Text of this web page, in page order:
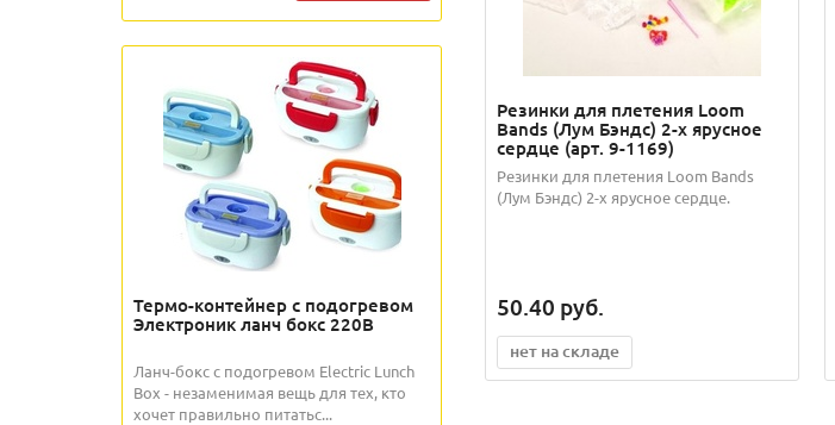
Термо-контейнер с подогревом
Электроник ланч бокс 220В
Ланч-бокс с подогревом Electric Lunch
Box - незаменимая вещь для тех, кто
хочет правильно питатьс...
Резинки для плетения Loom
Bands (Лум Бэндс) 2-х ярусное
сердце (арт. 9-1169)
Резинки для плетения Loom Bands
(Лум Бэндс) 2-х ярусное сердце.
50.40 руб.
нет на складе